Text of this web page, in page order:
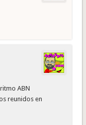
ABN
reunidos en